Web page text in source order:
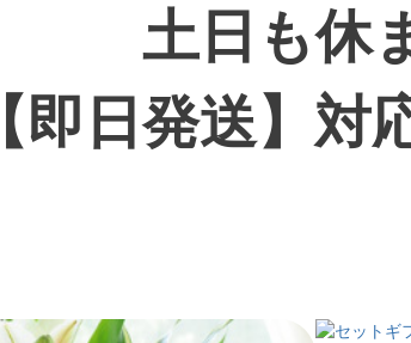
土日も休
【即日発送】